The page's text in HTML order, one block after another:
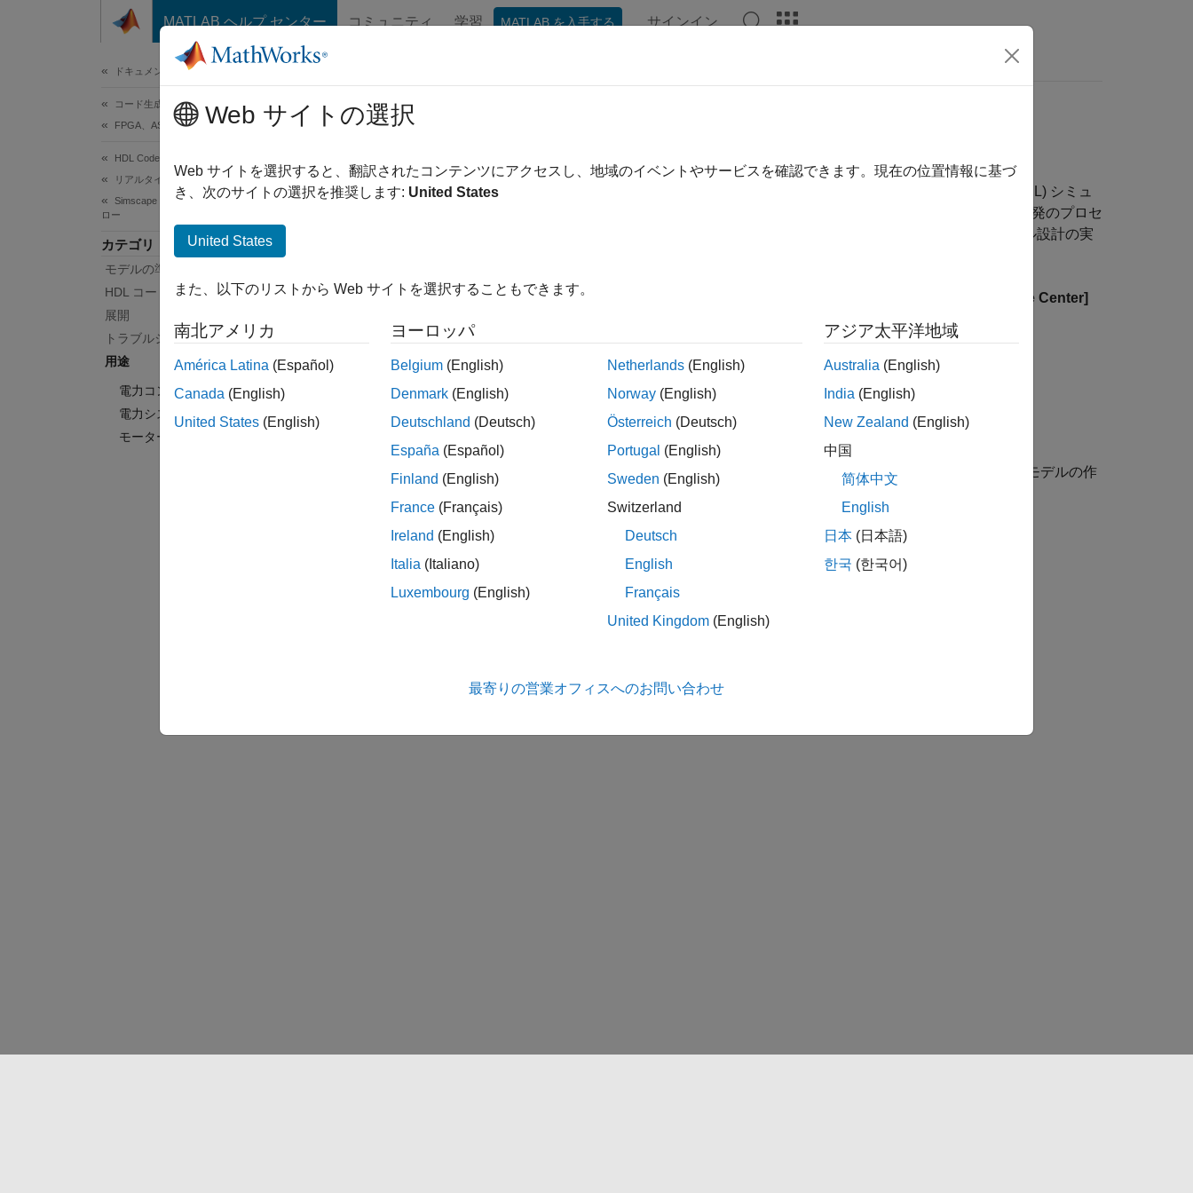
コンテンツへスキップ
MATLAB ヘルプ センター コミュニティ 学習 MATLAB を入手する サインイン
ドキュメンテーションのホーム
コード生成
FPGA、ASIC、および SoC 開発
HDL Coder
リアルタイム ハードウェア展開
Simscape ハードウェアインザループ ワークフ
ロー
カテゴリ
モデルの準備
HDL コード生成
展開
トラブルシューティング
用途
電力コンバーター
電力システム
モーター ドライブ
用途
リアルタイム アプリケーションの例の確認
多くのリアルタイム シミュレーションやリアルタイム テストでの実装では、ハードウェアインザループ (HIL) シミュ
などの 1 つ以上の追加製品と組み合わせて利用することで、設計と開発のプロセ
スを簡単にすることができます。下記のリンクで、さまざまなリアルタイム アプリケーション向けのモデル設計の実
Speedgoat®ターゲット マシンを使用する他の例については、
[Knowledge Center]
を選択してください。
カテゴリ
電力コンバーター
リアルタイム アプリケーション向けのパワー コンバーターの確認
電力システム
リアルタイム アプリケーション向けの電力網、再生可能エネルギー システム、エネルギー貯蔵システムのモデルの作
リアルタイム アプリケーション向けの電気駆動装置のモデルの実装
この情報は役に立ちましたか？
Web サイトの選択
Web サイトを選択すると、翻訳されたコンテンツにアクセスし、地域のイベントやサービスを確認できます。現在の位置情報に基づ
き、次のサイトの選択を推奨します: United States
United States
また、以下のリストから Web サイトを選択することもできます。
南北アメリカ
América Latina (Español)
Canada (English)
United States (English)
ヨーロッパ
Belgium (English)
Denmark (English)
Deutschland (Deutsch)
España (Español)
Finland (English)
France (Français)
Ireland (English)
Italia (Italiano)
Luxembourg (English)
Netherlands (English)
Norway (English)
Österreich (Deutsch)
Portugal (English)
Sweden (English)
Switzerland
Deutsch
English
Français
United Kingdom (English)
アジア太平洋地域
Australia (English)
India (English)
New Zealand (English)
中国
简体中文
English
日本 (日本語)
한국 (한국어)
最寄りの営業オフィスへのお問い合わせ